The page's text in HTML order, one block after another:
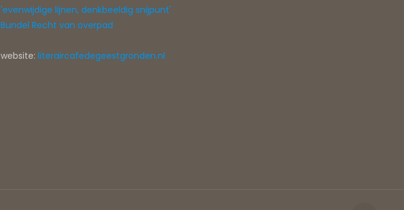
'evenwijdige lijnen, denkbeeldig snijpunt'
Bundel Recht van overpad
website: literaircafedegeestgronden.nl